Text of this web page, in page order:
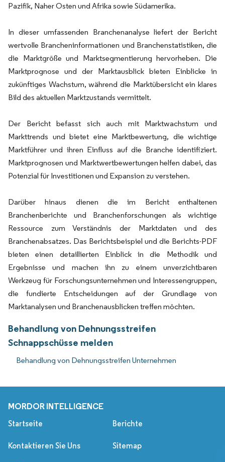
Pazifik, Naher Osten und Afrika sowie Südamerika.
In dieser umfassenden Branchenanalyse liefert der Bericht
wertvolle Brancheninformationen und Branchenstatistiken, die
die Marktgröße und Marktsegmentierung hervorheben. Die
Marktprognose und der Marktausblick bieten Einblicke in
zukünftiges Wachstum, während die Marktübersicht ein klares
Bild des aktuellen Marktzustands vermittelt.
Der Bericht befasst sich auch mit Marktwachstum und
Markttrends und bietet eine Marktbewertung, die wichtige
Marktführer und ihren Einfluss auf die Branche identifiziert.
Marktprognosen und Marktwertbewertungen helfen dabei, das
Potenzial für Investitionen und Expansion zu verstehen.
Darüber hinaus dienen die im Bericht enthaltenen
Branchenberichte und Branchenforschungen als wichtige
Ressource zum Verständnis der Marktdaten und des
Branchenabsatzes. Das Berichtsbeispiel und die Berichts-PDF
bieten einen detaillierten Einblick in die Methodik und
Ergebnisse und machen ihn zu einem unverzichtbaren
Werkzeug für Forschungsunternehmen und Interessengruppen,
die fundierte Entscheidungen auf der Grundlage von
Marktanalysen und Branchenausblicken treffen möchten.
Behandlung von Dehnungsstreifen
Schnappschüsse melden
Behandlung von Dehnungsstreifen Unternehmen
MORDOR INTELLIGENCE
Startseite Berichte
Kontaktieren Sie Uns Sitemap